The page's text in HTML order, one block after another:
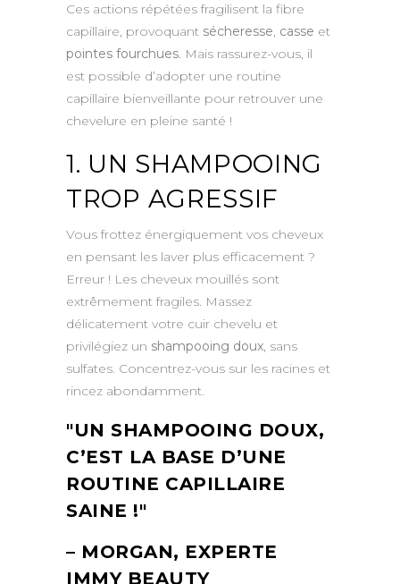
Ces actions répétées fragilisent la fibre
capillaire, provoquant sécheresse, casse et
pointes fourchues. Mais rassurez-vous, il
est possible d’adopter une routine
capillaire bienveillante pour retrouver une
chevelure en pleine santé !
1. UN SHAMPOOING
TROP AGRESSIF
Vous frottez énergiquement vos cheveux
en pensant les laver plus efficacement ?
Erreur ! Les cheveux mouillés sont
extrêmement fragiles. Massez
délicatement votre cuir chevelu et
privilégiez un shampooing doux, sans
sulfates. Concentrez-vous sur les racines et
rincez abondamment.
UN SHAMPOOING DOUX,
C’EST LA BASE D’UNE
ROUTINE CAPILLAIRE
SAINE !
– MORGAN, EXPERTE
IMMY BEAUTY